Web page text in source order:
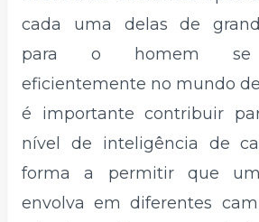
cada uma delas de
para o homem se
eficientemente no mundo
é importante contribuir
nível de inteligência de
forma a permitir que
envolva em diferentes